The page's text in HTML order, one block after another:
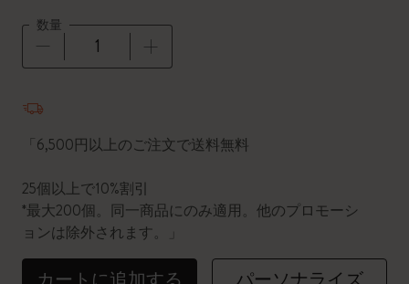
数量
「6,500円以上のご注文で送料無料
25個以上で10%割引
*最大200個。同一商品にのみ適用。他のプロモーシ
ョンは除外されます。」